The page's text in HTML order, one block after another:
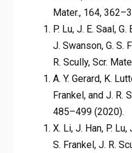
Mater., 164,
P. Lu, J. E. Saal, G.
J. Swanson, G. S.
R. Scully, Scr.
A. Y. Gerard, K.
Frankel, and J. R.
485–499 (2020).
X. Li, J. Han, P. Lu,
S. Frankel, J. R.